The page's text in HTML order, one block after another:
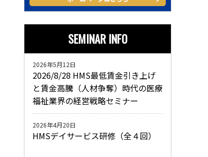
SEMINAR INFO
2026/8/28 HMS最低賃金引き上げ
と賃金高騰（人材争奪）時代の医療
福祉業界の経営戦略セミナー
2026年5月12日
HMSデイサービス研修（全４回）
2026年4月20日